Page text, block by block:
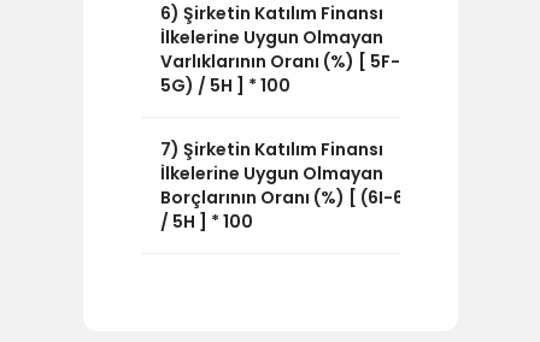
6) Şirketin Katılım Finansı
İlkelerine Uygun Olmayan
Varlıklarının Oranı (%) [ 5F-
5G) / 5H ] * 100
7) Şirketin Katılım Finansı
İlkelerine Uygun Olmayan
Borçlarının Oranı (%) [ (6I-6J)
/ 5H ] * 100